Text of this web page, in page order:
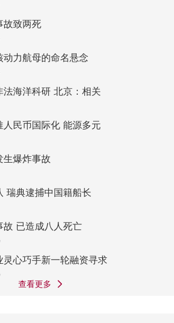
故致两死
力航母的命名悬念
海洋科研 北京：相关
民币国际化 能源多元
生爆炸事故
瑞典逮捕中国籍船长
已造成八人死亡
心巧手新一轮融资寻求
查看更多